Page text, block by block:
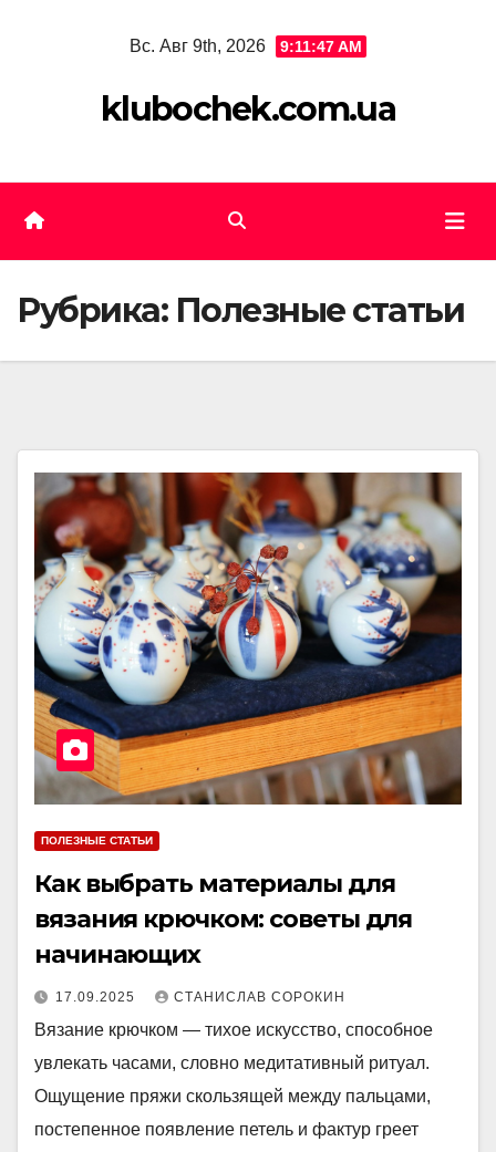
Вс. Авг 9th, 2026 9:11:47 AM
klubochek.com.ua
Рубрика: Полезные статьи
ПОЛЕЗНЫЕ СТАТЬИ
Как выбрать материалы для
вязания крючком: советы для
начинающих
17.09.2025 СТАНИСЛАВ СОРОКИН
Вязание крючком — тихое искусство, способное
увлекать часами, словно медитативный ритуал.
Ощущение пряжи скользящей между пальцами,
постепенное появление петель и фактур греет